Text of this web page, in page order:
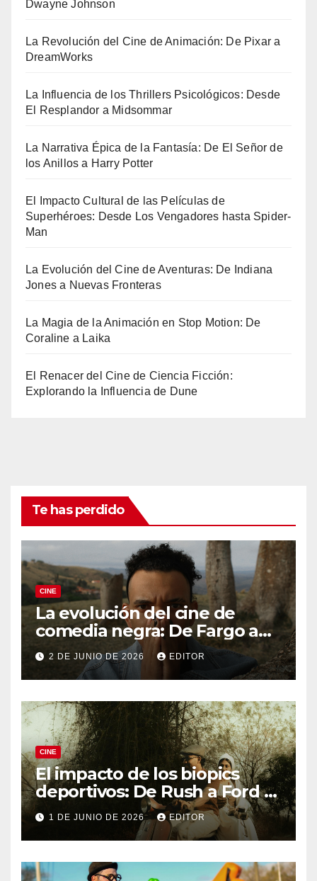
Dwayne Johnson
La Revolución del Cine de Animación: De Pixar a
DreamWorks
La Influencia de los Thrillers Psicológicos: Desde
El Resplandor a Midsommar
La Narrativa Épica de la Fantasía: De El Señor de
los Anillos a Harry Potter
El Impacto Cultural de las Películas de
Superhéroes: Desde Los Vengadores hasta Spider-
Man
La Evolución del Cine de Aventuras: De Indiana
Jones a Nuevas Fronteras
La Magia de la Animación en Stop Motion: De
Coraline a Laika
El Renacer del Cine de Ciencia Ficción:
Explorando la Influencia de Dune
Te has perdido
CINE
La evolución del cine de
comedia negra: De Fargo a
Knives Out
2 DE JUNIO DE 2026 EDITOR
CINE
El impacto de los biopics
deportivos: De Rush a Ford v
Ferrari
1 DE JUNIO DE 2026 EDITOR